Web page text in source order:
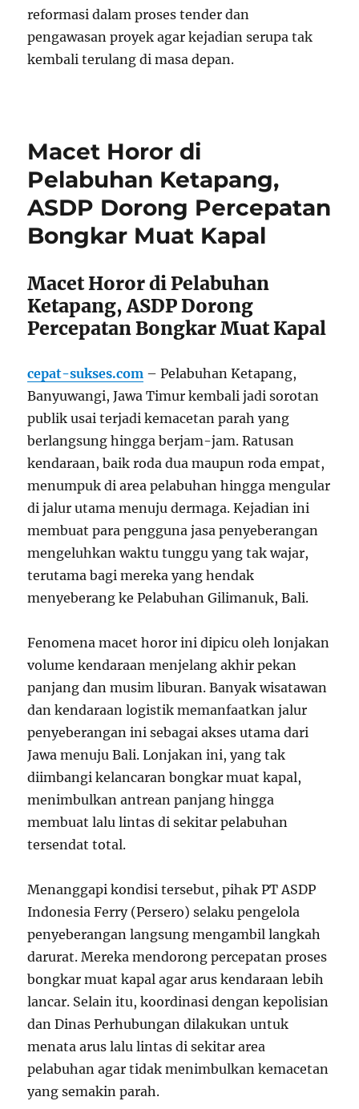
reformasi dalam proses tender dan
pengawasan proyek agar kejadian serupa tak
kembali terulang di masa depan.
Macet Horor di
Pelabuhan Ketapang,
ASDP Dorong Percepatan
Bongkar Muat Kapal
Macet Horor di Pelabuhan
Ketapang, ASDP Dorong
Percepatan Bongkar Muat Kapal
cepat-sukses.com – Pelabuhan Ketapang,
Banyuwangi, Jawa Timur kembali jadi sorotan
publik usai terjadi kemacetan parah yang
berlangsung hingga berjam-jam. Ratusan
kendaraan, baik roda dua maupun roda empat,
menumpuk di area pelabuhan hingga mengular
di jalur utama menuju dermaga. Kejadian ini
membuat para pengguna jasa penyeberangan
mengeluhkan waktu tunggu yang tak wajar,
terutama bagi mereka yang hendak
menyeberang ke Pelabuhan Gilimanuk, Bali.
Fenomena macet horor ini dipicu oleh lonjakan
volume kendaraan menjelang akhir pekan
panjang dan musim liburan. Banyak wisatawan
dan kendaraan logistik memanfaatkan jalur
penyeberangan ini sebagai akses utama dari
Jawa menuju Bali. Lonjakan ini, yang tak
diimbangi kelancaran bongkar muat kapal,
menimbulkan antrean panjang hingga
membuat lalu lintas di sekitar pelabuhan
tersendat total.
Menanggapi kondisi tersebut, pihak PT ASDP
Indonesia Ferry (Persero) selaku pengelola
penyeberangan langsung mengambil langkah
darurat. Mereka mendorong percepatan proses
bongkar muat kapal agar arus kendaraan lebih
lancar. Selain itu, koordinasi dengan kepolisian
dan Dinas Perhubungan dilakukan untuk
menata arus lalu lintas di sekitar area
pelabuhan agar tidak menimbulkan kemacetan
yang semakin parah.